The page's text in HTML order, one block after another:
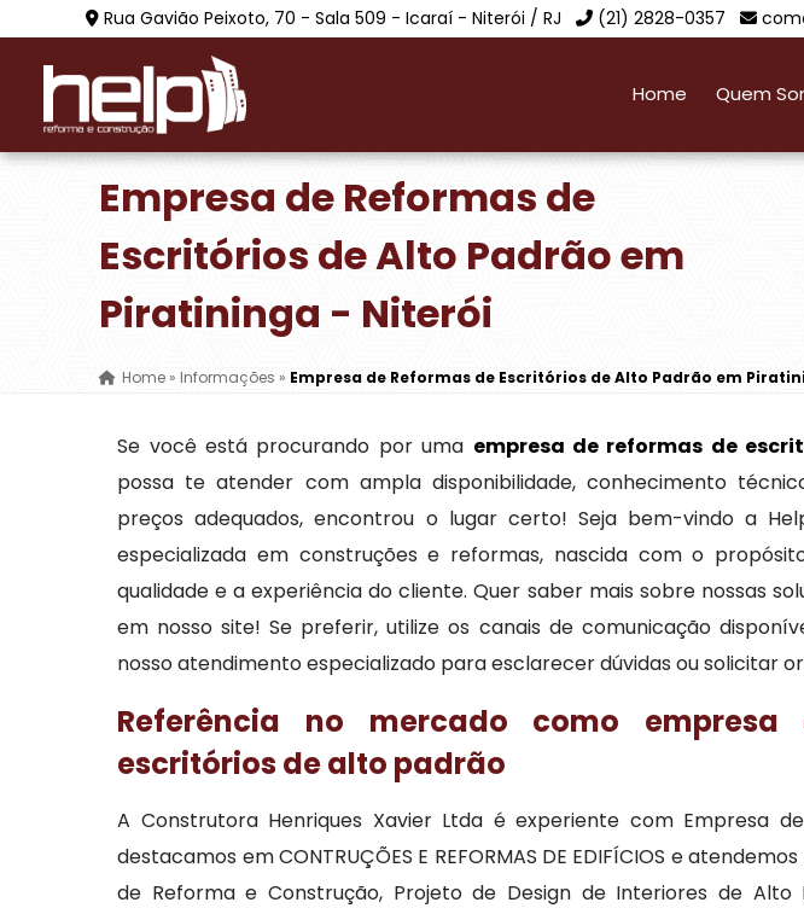
Rua Gavião Peixoto, 70 - Sala 509 - Icaraí - Niterói / RJ (21) 2828-0357
Home Quem
Empresa de Reformas de
Escritórios de Alto Padrão em
Piratininga - Niterói
Home »Informações » Empresa de Reformas de Escritórios de Alto Padrão em
Se você está procurando por uma empresa de reformas de
possa te atender com ampla disponibilidade, conhecimento
preços adequados, encontrou o lugar certo! Seja bem-vindo a
especializada em construções e reformas, nascida com o
qualidade e a experiência do cliente. Quer saber mais sobre nossas
em nosso site! Se preferir, utilize os canais de comunicação
nosso atendimento especializado para esclarecer dúvidas ou solicitar
Referência no mercado como
escritórios de alto padrão
A Construtora Henriques Xavier Ltda é experiente com Empresa
destacamos em CONTRUÇÕES E REFORMAS DE EDIFÍCIOS e
de Reforma e Construção, Projeto de Design de Interiores de